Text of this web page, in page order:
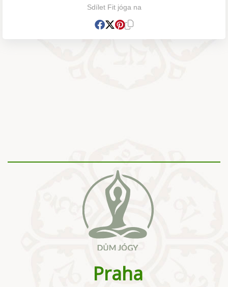
Sdílet Fit jóga na
Praha